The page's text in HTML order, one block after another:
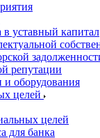
уставный капитал
репутации
оборудования
целей
целей
для банка
Камень